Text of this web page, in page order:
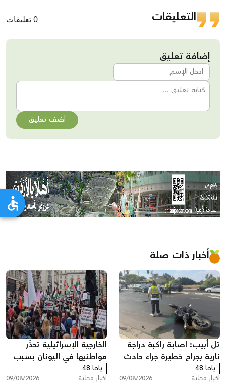
التعليقات 0 تعليقات
إضافة تعليق
أضف تعليق
أخبار ذات صلة
تل أبيب: إصابة راكبة دراجة
نارية بجراح خطيرة جراء حادث
طرق
يافا 48
أخبار محلية 09/08/2026
الخارجية الإسرائيلية تحذّر
مواطنيها في اليونان بسبب
مظاهرات دعم لغزة
يافا 48
أخبار محلية 09/08/2026